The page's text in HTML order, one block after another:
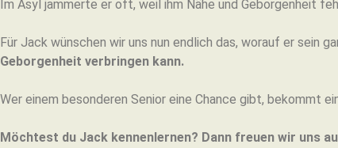
Im Asyl jammerte er oft, weil ihm Nähe und Geborgenheit
Für Jack wünschen wir uns nun endlich das, worauf er sein
Geborgenheit verbringen kann.
Wer einem besonderen Senior eine Chance gibt, bekommt
Möchtest du Jack kennenlernen? Dann freuen wir uns